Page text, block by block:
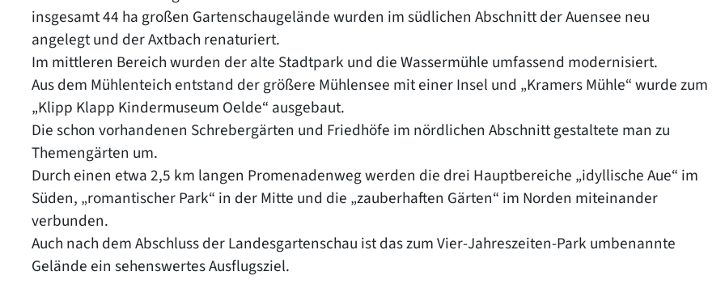
insgesamt 44 ha großen Gartenschaugelände wurden im südlichen Abschnitt der Auensee neu
angelegt und der Axtbach renaturiert.
Im mittleren Bereich wurden der alte Stadtpark und die Wassermühle umfassend modernisiert.
Aus dem Mühlenteich entstand der größere Mühlensee mit einer Insel und „Kramers Mühle“ wurde zum
„Klipp Klapp Kindermuseum Oelde“ ausgebaut.
Die schon vorhandenen Schrebergärten und Friedhöfe im nördlichen Abschnitt gestaltete man zu
Themengärten um.
Durch einen etwa 2,5 km langen Promenadenweg werden die drei Hauptbereiche „idyllische Aue“ im
Süden, „romantischer Park“ in der Mitte und die „zauberhaften Gärten“ im Norden miteinander
verbunden.
Auch nach dem Abschluss der Landesgartenschau ist das zum Vier-Jahreszeiten-Park umbenannte
Gelände ein sehenswertes Ausflugsziel.